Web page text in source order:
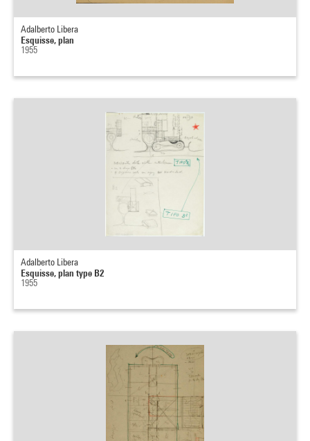
Adalberto Libera
Esquisse, plan
1955
Adalberto Libera
Esquisse, plan type B2
1955